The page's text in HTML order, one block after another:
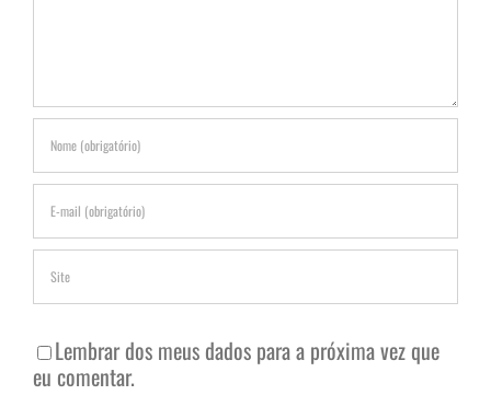
Lembrar dos meus dados para a próxima vez que
eu comentar.